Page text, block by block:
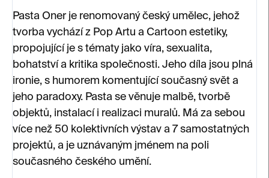
Pasta Oner je renomovaný český umělec, jehož
tvorba vychází z Pop Artu a Cartoon estetiky,
propojující je s tématy jako víra, sexualita,
bohatství a kritika společnosti. Jeho díla jsou plná
ironie, s humorem komentující současný svět a
jeho paradoxy. Pasta se věnuje malbě, tvorbě
objektů, instalací i realizaci muralů. Má za sebou
více než 50 kolektivních výstav a 7 samostatných
projektů, a je uznávaným jménem na poli
současného českého umění.